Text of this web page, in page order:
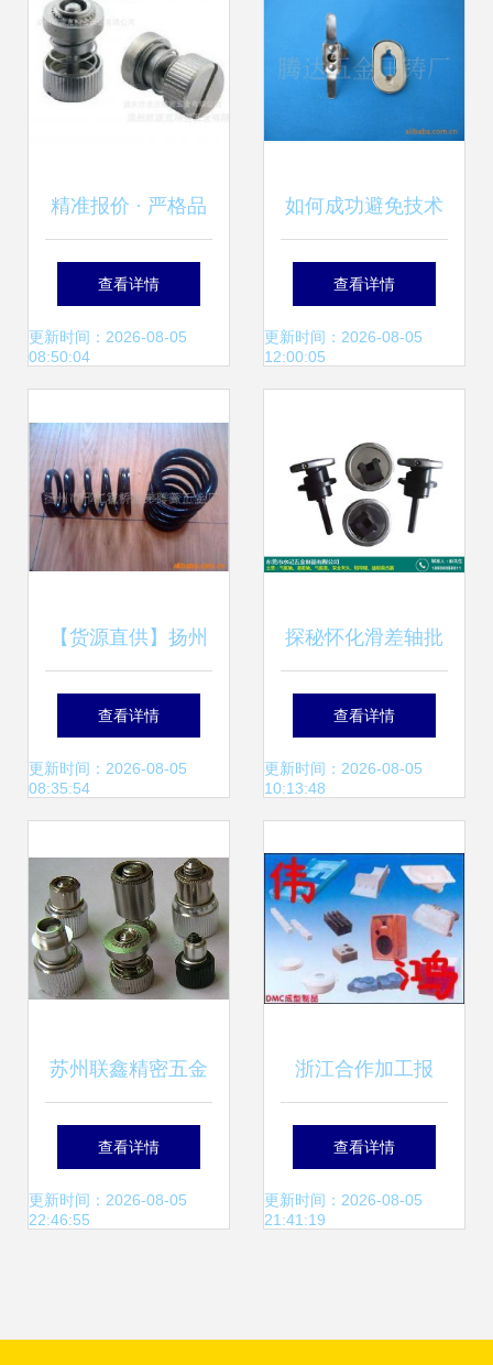
精准报价 · 严格品
控 解锁五金螺丝弹
簧高品质供应新选
品频道五金产品批
发推荐
查看详情
更新时间：2026-08-05
08:50:04
如何成功避免技术
背锅——程序员生
存指南
查看详情
更新时间：2026-08-05
12:00:05
【货源直供】扬州
霍桥丽弟弹簧五金
厂压缩弹簧产品精
查看详情
更新时间：2026-08-05
08:35:54
探秘怀化滑差轴批
发 水记五金工厂直
销的优质五金产品
查看详情
更新时间：2026-08-05
10:13:48
苏州联鑫精密五金
铆钉厂 最新供应高
质量五金产品批发
查看详情
更新时间：2026-08-05
22:46:55
浙江合作加工报
价、供应与厂商批
发——五金产品全
查看详情
更新时间：2026-08-05
21:41:19